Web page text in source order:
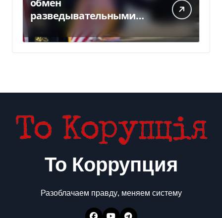
разведывательными
данными между
Украиной и США
значительно вырос, —
То Коррупция
Разоблачаем правду, меняем систему